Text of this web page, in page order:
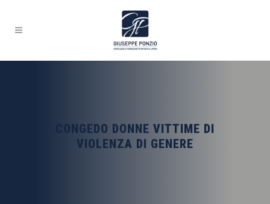
CONGEDO DONNE VITTIME DI
VIOLENZA DI GENERE